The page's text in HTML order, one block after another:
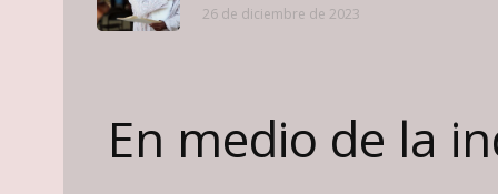
26 de diciembre de 2023
En medio de la